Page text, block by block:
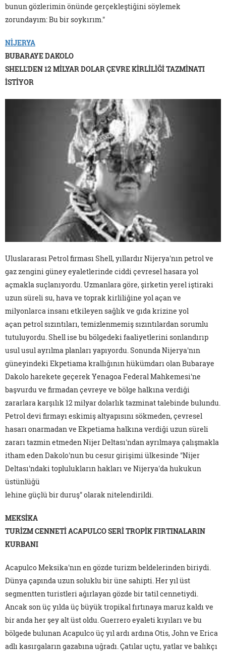
bunun gözlerimin önünde gerçekleştiğini söylemek
zorundayım: Bu bir soykırım."
NİJERYA
BUBARAYE DAKOLO
SHELL'DEN 12 MİLYAR DOLAR ÇEVRE KİRLİLİĞİ TAZMİNATI
İSTİYOR
Uluslararası Petrol firması Shell, yıllardır Nijerya'nın petrol ve
gaz zengini güney eyaletlerinde ciddi çevresel hasara yol
açmakla suçlanıyordu. Uzmanlara göre, şirketin yerel iştiraki
uzun süreli su, hava ve toprak kirliliğine yol açan ve
milyonlarca insanı etkileyen sağlık ve gıda krizine yol
açan petrol sızıntıları, temizlenmemiş sızıntılardan sorumlu
tutuluyordu. Shell ise bu bölgedeki faaliyetlerini sonlandırıp
usul usul ayrılma planları yapıyordu. Sonunda Nijerya'nın
güneyindeki Ekpetiama krallığının hükümdarı olan Bubaraye
Dakolo harekete geçerek Yenagoa Federal Mahkemesi'ne
başvurdu ve firmadan çevreye ve bölge halkına verdiği
zararlara karşılık 12 milyar dolarlık tazminat talebinde bulundu.
Petrol devi firmayı eskimiş altyapısını sökmeden, çevresel
hasarı onarmadan ve Ekpetiama halkına verdiği uzun süreli
zararı tazmin etmeden Nijer Deltası'ndan ayrılmaya çalışmakla
itham eden Dakolo'nun bu cesur girişimi ülkesinde "Nijer
Deltası'ndaki toplulukların hakları ve Nijerya'da hukukun
üstünlüğü
lehine güçlü bir duruş" olarak nitelendirildi.
MEKSİKA
TURİZM CENNETİ ACAPULCO SERİ TROPİK FIRTINALARIN
KURBANI
Acapulco Meksika'nın en gözde turizm beldelerinden biriydi.
Dünya çapında uzun soluklu bir üne sahipti. Her yıl üst
segmentten turistleri ağırlayan gözde bir tatil cennetiydi.
Ancak son üç yılda üç büyük tropikal fırtınaya maruz kaldı ve
bir anda her şey alt üst oldu. Guerrero eyaleti kıyıları ve bu
bölgede bulunan Acapulco üç yıl ardı ardına Otis, John ve Erica
adlı kasırgaların gazabına uğradı. Çatılar uçtu, yatlar ve balıkçı